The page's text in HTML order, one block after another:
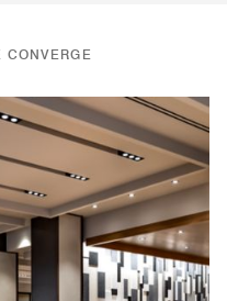
CONVERGE